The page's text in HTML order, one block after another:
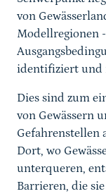
von
Modellregionen
identifiziert und
Dies sind zum
von Gewässern
Gefahrenstellen
Dort, wo
unterqueren,
Barrieren, die